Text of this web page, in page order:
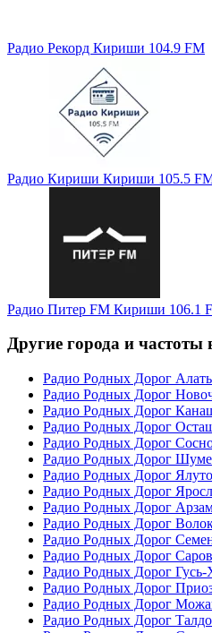
Радио Рекорд Кириши 104.9 FM
Радио Кириши Кириши 105.5
Радио Питер FM Кириши 106.1
Другие города и частоты
Радио Родных Дорог
Радио Родных Дорог
Радио Родных Дорог
Радио Родных Дорог
Радио Родных Дорог
Радио Родных Дорог
Радио Родных Дорог
Радио Родных Дорог
Радио Родных Дорог
Радио Родных Дорог
Радио Родных Дорог
Радио Родных Дорог
Радио Родных Дорог
Радио Родных Дорог
Радио Родных Дорог
Радио Родных Дорог